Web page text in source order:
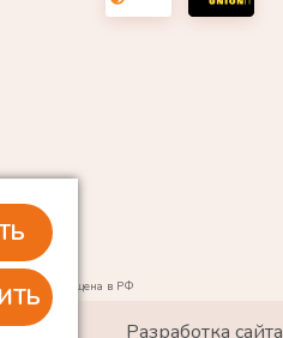
и запрещена в РФ
Разработка сайта